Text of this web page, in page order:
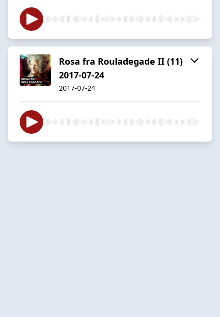
Rosa fra Rouladegade II (11)
2017-07-24
2017-07-24